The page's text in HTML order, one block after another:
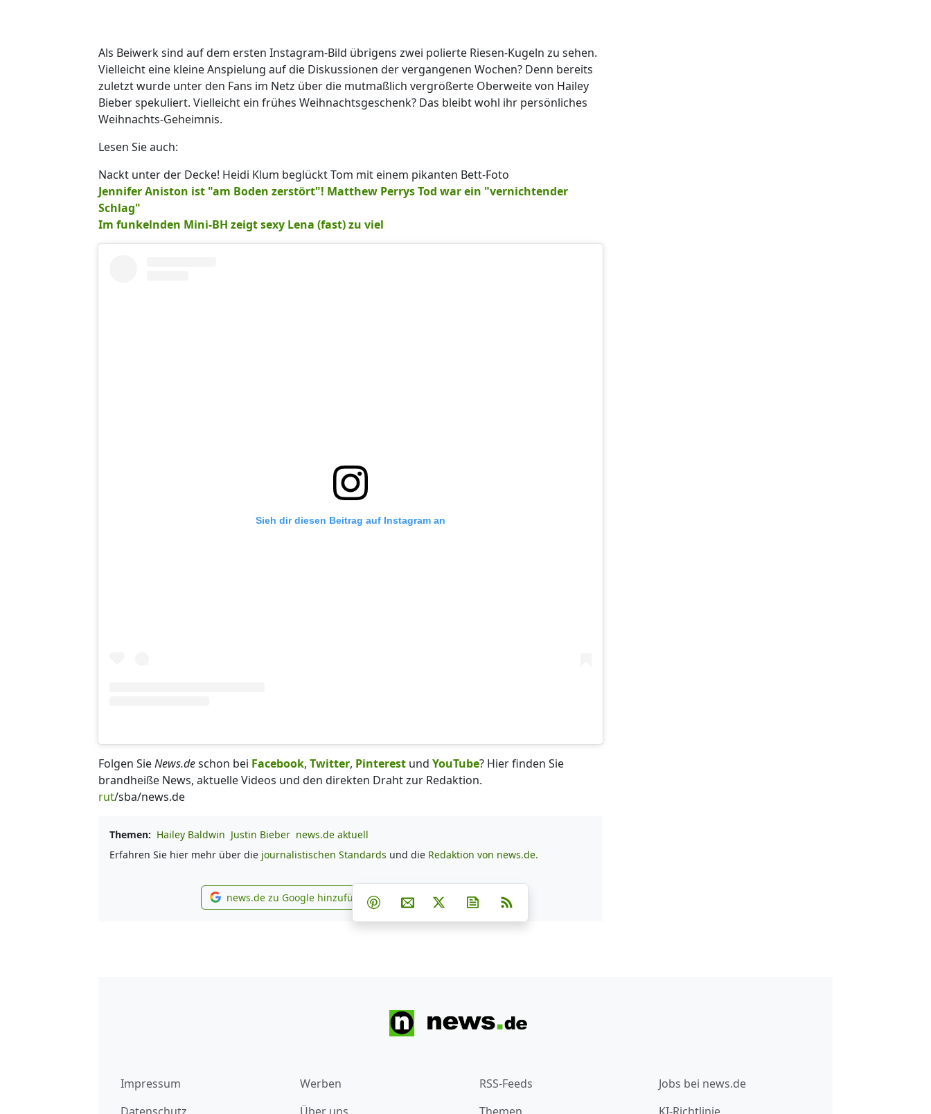
Als Beiwerk sind auf dem ersten Instagram-Bild übrigens zwei polierte Riesen-Kugeln zu sehen.
Vielleicht eine kleine Anspielung auf die Diskussionen der vergangenen Wochen? Denn bereits
zuletzt wurde unter den Fans im Netz über die mutmaßlich vergrößerte Oberweite von Hailey
Bieber spekuliert. Vielleicht ein frühes Weihnachtsgeschenk? Das bleibt wohl ihr persönliches
Weihnachts-Geheimnis.
Lesen Sie auch:
Nackt unter der Decke! Heidi Klum beglückt Tom mit einem pikanten Bett-Foto
Jennifer Aniston ist "am Boden zerstört"! Matthew Perrys Tod war ein "vernichtender
Schlag"
Im funkelnden Mini-BH zeigt sexy Lena (fast) zu viel
Sieh dir diesen Beitrag auf Instagram an
Folgen SieNews.deschon bei Facebook, Twitter, Pinterest und YouTube? Hier finden Sie
brandheiße News, aktuelle Videos und den direkten Draht zur Redaktion.
rut/sba/news.de
Themen: Hailey Baldwin Justin Bieber news.de aktuell
Erfahren Sie hier mehr über die journalistischen Standards und die Redaktion von news.de.
news.de zu Google hinzufügen
news.de zu Google hinzufügen Teilen auf Facebook
Teilen auf Whatsapp
Teilen auf Telegram
Teilen auf Pinterest
Per E-Mail teilen
Post auf XNewsletter abonnieren
Impressum
Werben
RSS-Feeds
Jobs bei news.de